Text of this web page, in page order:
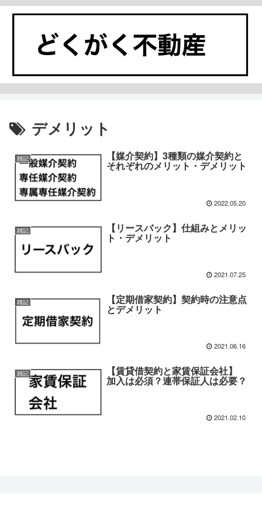
デメリット
雑記 【媒介契約】3種類の媒介契約と
それぞれのメリット・デメリット
2022.05.20
雑記 【リースバック】仕組みとメリッ
ト・デメリット
2021.07.25
雑記 【定期借家契約】契約時の注意点
とデメリット
2021.06.16
雑記 【賃貸借契約と家賃保証会社】
加入は必須？連帯保証人は必要？
2021.02.10